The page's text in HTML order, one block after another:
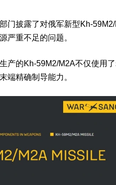
门披露了对俄军新型Kh-
严重不足的问题。
产的Kh-59M2/M2A不仅使用
端精确制导能力。